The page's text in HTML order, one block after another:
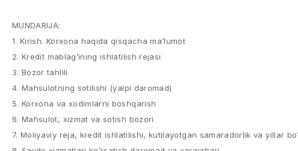
MUNDARIJA:
1. Kirish. Korxona haqida qisqacha ma’lumot
2. Kredit mablag’ining ishlatilish rejasi
3. Bozor tahlili
4. Mahsulotning sotilishi (yalpi daromad)
5. Korxona va xodimlarni boshqarish
6. Mahsulot, xizmat va sotish bozori
7. Moliyaviy reja, kredit ishlatilishi, kutilayotgan samaradorlik va yillar